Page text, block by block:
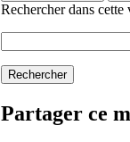
Rechercher dans cette
Rechercher
Partager ce